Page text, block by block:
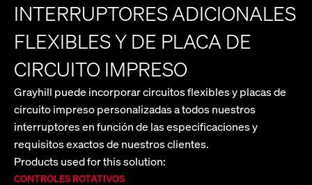
INTERRUPTORES ADICIONALES
FLEXIBLES Y DE PLACA DE
CIRCUITO IMPRESO
Grayhill puede incorporar circuitos flexibles y placas de
circuito impreso personalizadas a todos nuestros
interruptores en función de las especificaciones y
requisitos exactos de nuestros clientes.
Products used for this solution:
CONTROLES ROTATIVOS